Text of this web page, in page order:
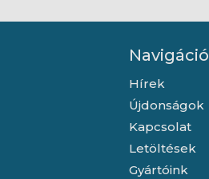
Navigáció
Hírek
Újdonságok
Kapcsolat
Letöltések
Gyártóink